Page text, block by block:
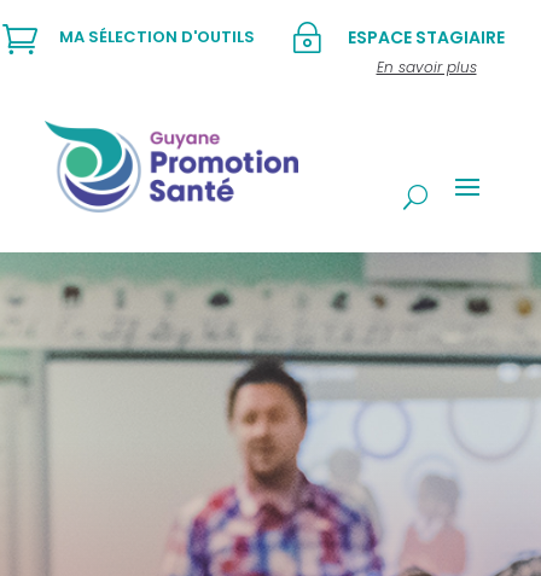
~ ESPACE STAGIAIRE
En savoir plus
 MA SÉLECTION D'OUTILS